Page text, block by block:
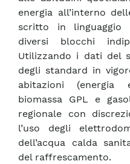
energia all’interno
scritto in
diversi blocchi
Utilizzando i dati del
degli standard in
abitazioni (energia
biomassa GPL e
regionale con
l’uso degli
dell’acqua calda
del raffrescamento.